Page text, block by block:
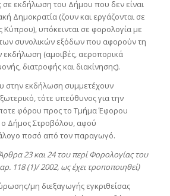
σε εκδήλωση του Δήμου που δεν είναι
Δημοκρατία (ζουν και εργάζονται σε
υπόκεινται σε φορολογία με
των συνολικών εξόδων που αφορούν τη
εκδήλωση (αμοιβές, αεροπορικά
διατροφής και διακίνησης).
στην εκδήλωση συμμετέχουν
τότε υπεύθυνος για την
φόρου προς το Τμήμα Έφορου
ο Δήμος Στροβόλου, αφού
ποσό από τον παραγωγό.
23 και 24 του περί Φορολογίας του
118 (1)/ 2002, ως έχει τροποποιηθεί)
μη διεξαγωγής εγκριθείσας